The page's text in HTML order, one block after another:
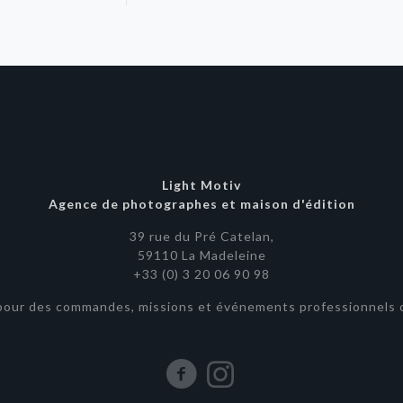
Light Motiv
Agence de photographes et maison d'édition
39 rue du Pré Catelan,
59110 La Madeleine
+33 (0) 3 20 06 90 98
des commandes, missions et événements